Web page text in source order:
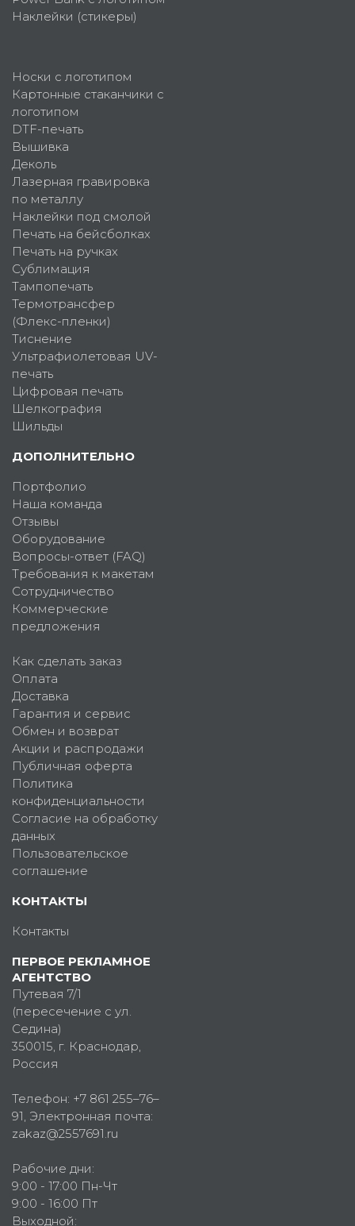
Наклейки (стикеры)
Носки с логотипом
Картонные стаканчики с
логотипом
DTF-печать
Вышивка
Деколь
Лазерная гравировка
по металлу
Наклейки под смолой
Печать на бейсболках
Печать на ручках
Сублимация
Тампопечать
Термотрансфер
(Флекс-пленки)
Тиснение
Ультрафиолетовая UV-
печать
Цифровая печать
Шелкография
Шильды
ДОПОЛНИТЕЛЬНО
Портфолио
Наша команда
Отзывы
Оборудование
Вопросы-ответ (FAQ)
Требования к макетам
Сотрудничество
Коммерческие
предложения
Как сделать заказ
Оплата
Доставка
Гарантия и сервис
Обмен и возврат
Акции и распродажи
Публичная оферта
Политика
конфиденциальности
Согласие на обработку
данных
Пользовательское
соглашение
КОНТАКТЫ
Контакты
ПЕРВОЕ РЕКЛАМНОЕ
АГЕНТСТВО
Путевая 7/1
(пересечение с ул.
Седина)
350015, г. Краснодар,
Россия
Телефон: +7 861 255–76–
91, Электронная почта:
zakaz@2557691.ru
Рабочие дни:
9:00 - 17:00 Пн-Чт
9:00 - 16:00 Пт
Выходной: